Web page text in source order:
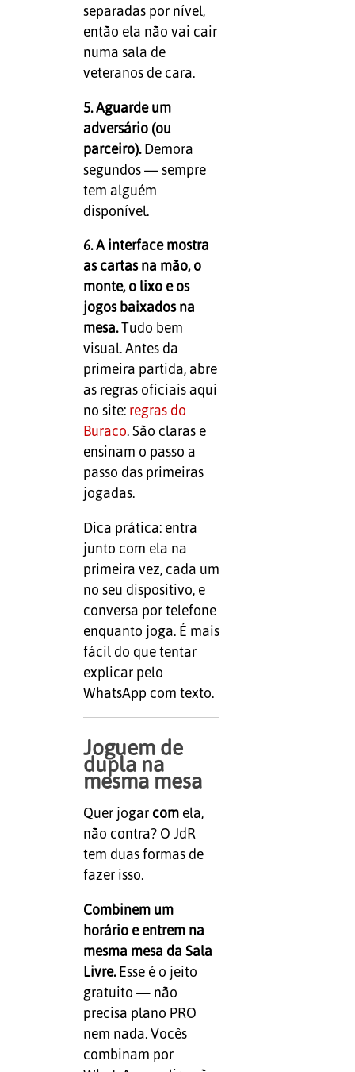
separadas por nível,
então ela não vai cair
numa sala de
veteranos de cara.
5. Aguarde um
adversário (ou
parceiro).Demora
segundos — sempre
tem alguém
disponível.
6. A interface mostra
as cartas na mão, o
monte, o lixo e os
jogos baixados na
mesa.Tudo bem
visual. Antes da
primeira partida, abre
as regras oficiais aqui
no site: regras do
Buraco. São claras e
ensinam o passo a
passo das primeiras
jogadas.
Dica prática: entra
junto com ela na
primeira vez, cada um
no seu dispositivo, e
conversa por telefone
enquanto joga. É mais
fácil do que tentar
explicar pelo
WhatsApp com texto.
Joguem de
dupla na
mesma mesa
Quer jogar comela,
não contra? O JdR
tem duas formas de
fazer isso.
Combinem um
horário e entrem na
mesma mesa da Sala
Livre.Esse é o jeito
gratuito — não
precisa plano PRO
nem nada. Vocês
combinam por